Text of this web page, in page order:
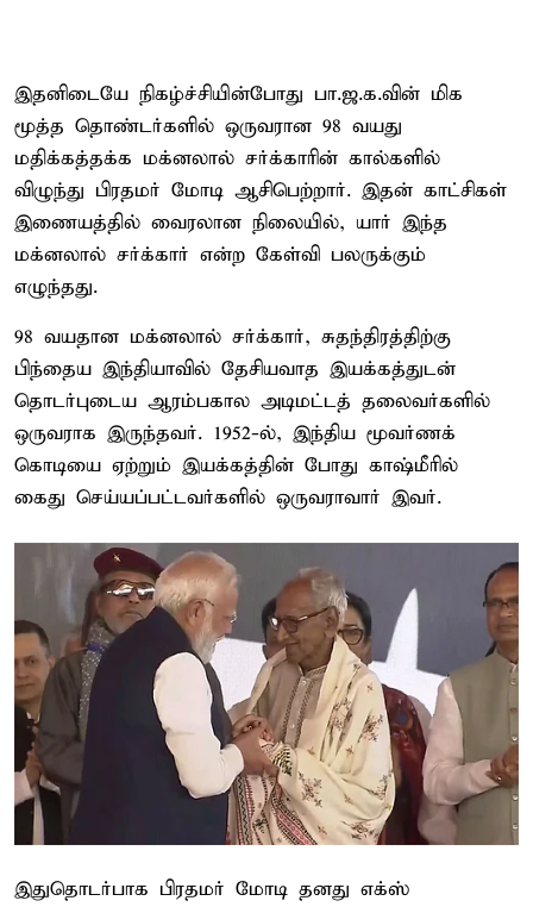
இதனிடையே நிகழ்ச்சியின்போது பா.ஜ.க.வின் மிக
மூத்த தொண்டர்களில் ஒருவரான 98 வயது
மதிக்கத்தக்க மக்னலால் சர்க்காரின் கால்களில்
விழுந்து பிரதமர் மோடி ஆசிபெற்றார். இதன் காட்சிகள்
இணையத்தில் வைரலான நிலையில், யார் இந்த
மக்னலால் சர்க்கார் என்ற கேள்வி பலருக்கும்
எழுந்தது.
98 வயதான மக்னலால் சர்க்கார், சுதந்திரத்திற்கு
பிந்தைய இந்தியாவில் தேசியவாத இயக்கத்துடன்
தொடர்புடைய ஆரம்பகால அடிமட்டத் தலைவர்களில்
ஒருவராக இருந்தவர். 1952-ல், இந்திய மூவர்ணக்
கொடியை ஏற்றும் இயக்கத்தின் போது காஷ்மீரில்
கைது செய்யப்பட்டவர்களில் ஒருவராவார் இவர்.
இதுதொடர்பாக பிரதமர் மோடி தனது எக்ஸ்